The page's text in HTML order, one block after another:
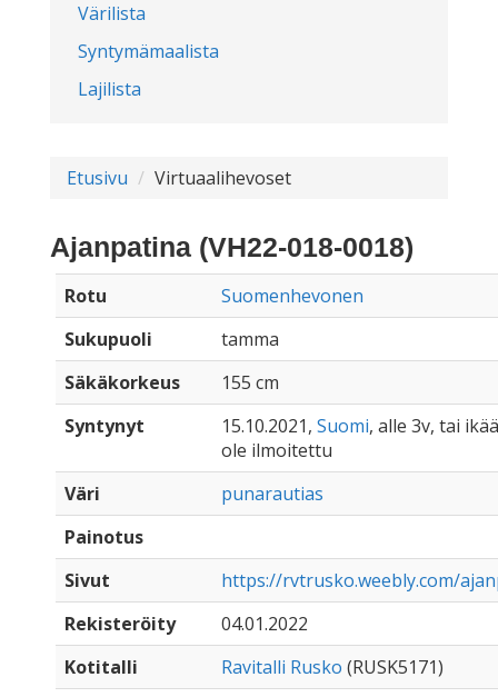
Värilista
Syntymämaalista
Lajilista
Etusivu Virtuaalihevoset
Ajanpatina (VH22-018-0018)
Rotu
Suomenhevonen
Sukupuoli
tamma
Säkäkorkeus
155 cm
Syntynyt
15.10.2021, Suomi, alle 3v, tai
ole ilmoitettu
Väri
punarautias
Painotus
Sivut
https://rvtrusko.weebly.com/
Rekisteröity
04.01.2022
Kotitalli
Ravitalli Rusko (RUSK5171)